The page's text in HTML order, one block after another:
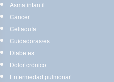
Asma infantil
Cáncer
Celiaquía
Cuidadoras/es
Diabetes
Dolor crónico
Enfermedad pulmonar